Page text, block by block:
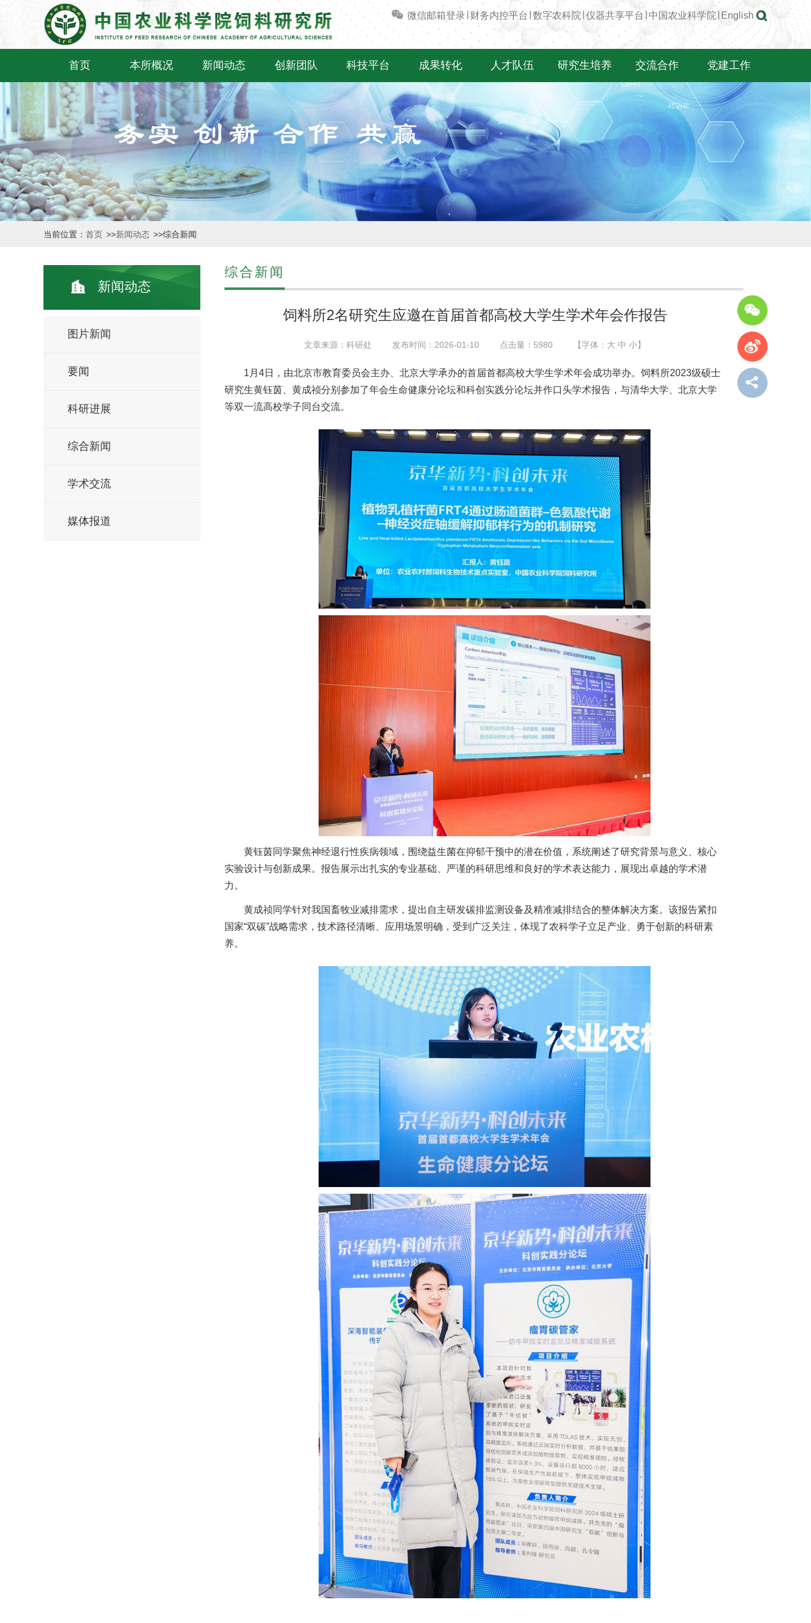
微信邮箱登录 ∣财务内控平台 ∣ 数字农科院 ∣仪器共享平台 ∣中国农业科学院 English
首页 本所概况 新闻动态 创新团队 科技平台 成果转化 人才队伍 研究生培养 交流合作 党建工作
当前位置： 首页 >>新闻动态 >>综合新闻
新闻动态
图片新闻
要闻
科研进展
综合新闻
学术交流
媒体报道
综合新闻
饲料所2名研究生应邀在首届首都高校大学生学术年会作报告
文章来源：科研处 发布时间：2026-01-10 点击量： 5980 【字体： 大 中 小】
1月4日，由北京市教育委员会主办、北京大学承办的首届首都高校大学生学术年会成功举办。饲料所2023级硕士
研究生黄钰茵、黄成祯分别参加了年会生命健康分论坛和科创实践分论坛并作口头学术报告，与清华大学、北京大学
等双一流高校学子同台交流。
黄钰茵同学聚焦神经退行性疾病领域，围绕益生菌在抑郁干预中的潜在价值，系统阐述了研究背景与意义、核心
实验设计与创新成果。报告展示出扎实的专业基础、严谨的科研思维和良好的学术表达能力，展现出卓越的学术潜
力。
黄成祯同学针对我国畜牧业减排需求，提出自主研发碳排监测设备及精准减排结合的整体解决方案。该报告紧扣
国家“双碳”战略需求，技术路径清晰、应用场景明确，受到广泛关注，体现了农科学子立足产业、勇于创新的科研素
养。